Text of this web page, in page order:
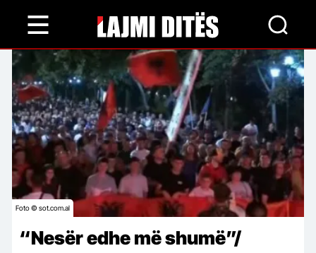
content
Foto © sot.com.al
“Nesër edhe më shumë”/